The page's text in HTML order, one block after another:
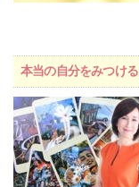
本当の自分をみつけ